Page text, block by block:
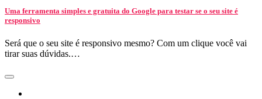
Uma ferramenta simples e gratuita do Google para testar se o seu site é
responsivo
Será que o seu site é responsivo mesmo? Com um clique você vai
tirar suas dúvidas.…